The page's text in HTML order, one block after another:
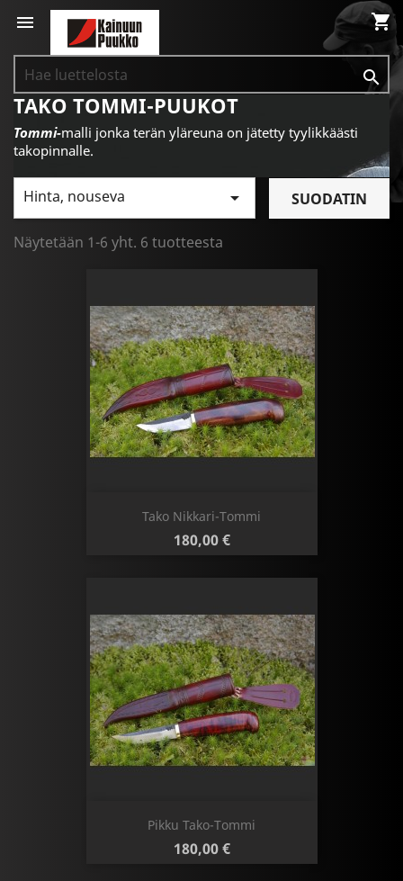
 shopping_cart

TAKO TOMMI-PUUKOT
Tommi-malli jonka terän yläreuna on jätetty tyylikkäästi
takopinnalle.
Hinta, nouseva  SUODATIN
Näytetään 1-6 yht. 6 tuotteesta
Tako Nikkari-Tommi
Hinta
180,00 €
Pikku Tako-Tommi
Hinta
180,00 €